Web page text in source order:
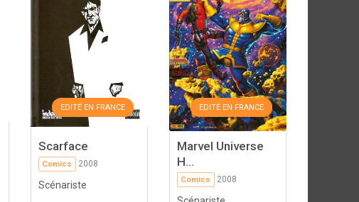
EDITÉ EN FRANCE
Scarface
Comics 2008
Scénariste
EDITÉ EN FRANCE
Marvel Universe
H...
Comics 2008